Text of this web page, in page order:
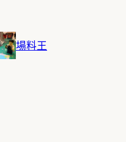
場料王